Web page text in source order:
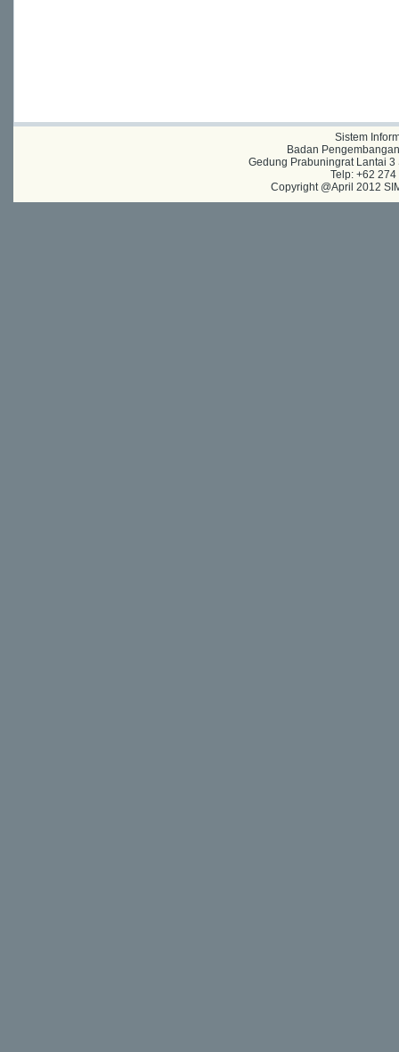
Sistem
Badan
Gedung Prabuningrat Lantai
Telp: +62
Copyright @April 2012